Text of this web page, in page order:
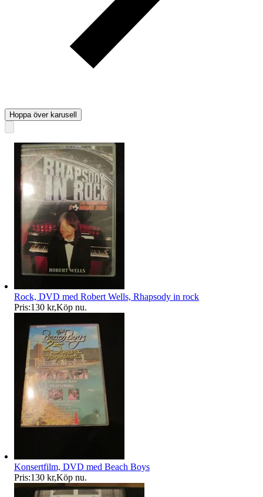
Hoppa över karusell
Rock, DVD med Robert Wells, Rhapsody in rock
Pris:130 kr,Köp nu.
Konsertfilm, DVD med Beach Boys
Pris:130 kr,Köp nu.